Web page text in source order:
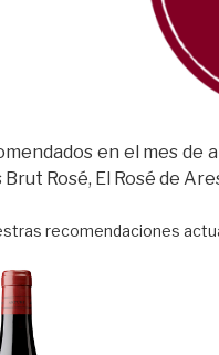
en el mes de
Rosé, El Rosé de
recomendaciones